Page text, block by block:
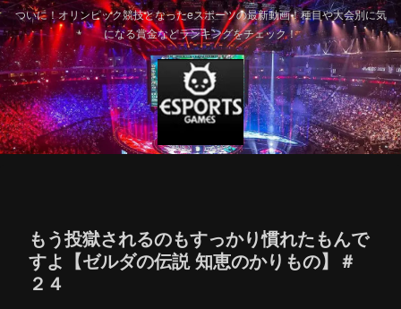
ついに！オリンピック競技となったeスポーツの最新動画！種目や大会別に気
になる賞金などランキングをチェック！
もう投獄されるのもすっかり慣れたもんで
すよ【ゼルダの伝説 知恵のかりもの】＃
２４